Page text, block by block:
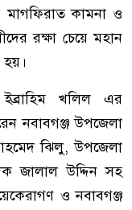
মাগফিরাত কামনা ও
রক্ষা চেয়ে মহান
ইব্রাহিম খলিল এর
নবাবগঞ্জ উপজেলা
ঝিলু, উপজেলা
জালাল উদ্দিন সহ
ও নবাবগঞ্জ